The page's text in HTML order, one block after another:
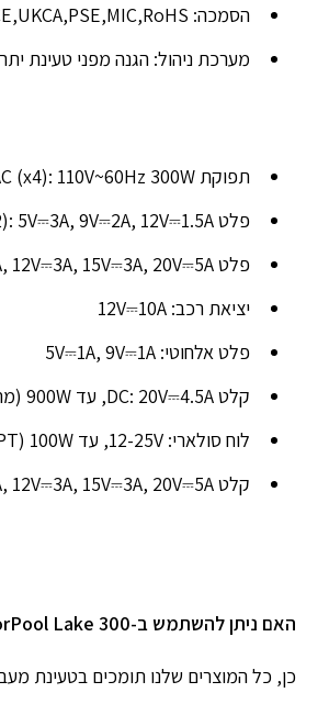
הסמכה: FCC,UL,CE,UKCA,PSE,MIC,RoHS
מערכת ניהול: הגנה מפני טעינת
תפוקת AC (x4): 110V~60Hz 300W סה"כ
פלט USB-A (x2): 5V⎓3A, 9V⎓2A, 12V⎓1.5A, סה"כ 36W
פלט USB-C (x2): 5V⎓3A, 9V⎓3A, 12V⎓3A, 15V⎓3A, 20V⎓5A, עד 100W
יציאת רכב: 12V⎓10A
פלט אלחוטי: 5V⎓1A, 9V⎓1A
קלט DC: 20V⎓4.5A, עד 900W (מתאם AC)
לוח סולארי: 12-25V, עד 100W (MPPT מובנה)
קלט USB-C: 5V⎓3A, 9V⎓3A, 12V⎓3A, 15V⎓3A, 20V⎓5A, עד 100W
האם ניתן להשתמש ב-VigorPool Lake 300 ולטעון אותו במקביל?
כן, כל המוצרים שלנו תומכים בטעינת